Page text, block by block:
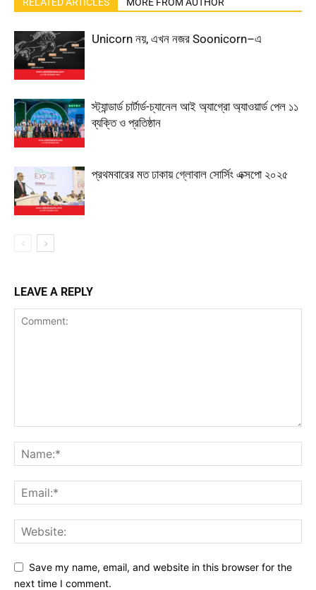
Unicorn নয়, এখন নজর Soonicorn–এ
স্ট্যান্ডার্ড চার্টার্ড-চ্যানেল আই অ্যাগ্রো অ্যাওয়ার্ড পেল ১১
ব্যক্তি ও প্রতিষ্ঠান
প্রথমবারের মত ঢাকায় গ্লোবাল সোর্সিং এক্সপো ২০২৫
LEAVE A REPLY
Save my name, email, and website in this browser for the
next time I comment.